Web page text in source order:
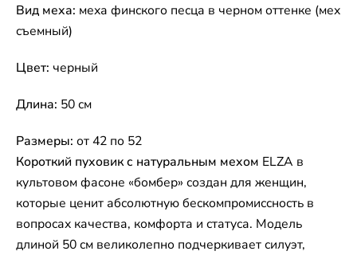
Вид меха: меха финского песца в черном оттенке (мех
съемный)
Цвет: черный
Длина: 50 см
Размеры: от 42 по 52
Короткий пуховик с натуральным мехом ELZA в
культовом фасоне «бомбер» создан для женщин,
которые ценит абсолютную бескомпромиссность в
вопросах качества, комфорта и статуса. Модель
длиной 50 см великолепно подчеркивает силуэт,